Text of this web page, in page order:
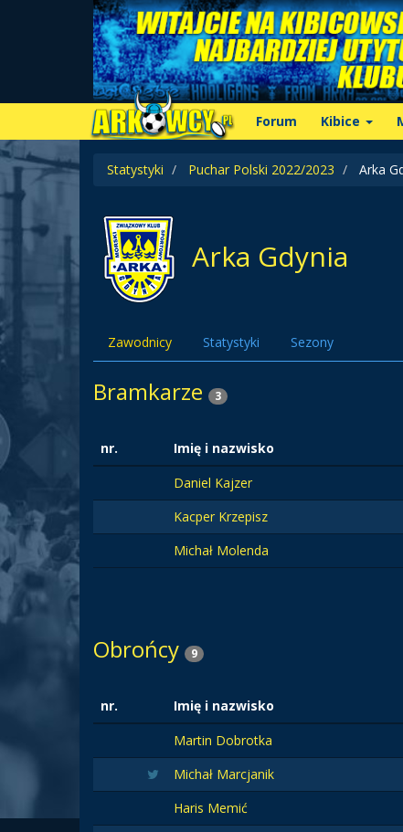
Forum Kibice
Statystyki Puchar Polski 2022/2023 Arka
Arka Gdynia
Zawodnicy Statystyki Sezony
Bramkarze 3
nr. Imię i nazwisko
Daniel Kajzer
Kacper Krzepisz
Michał Molenda
Obrońcy 9
nr. Imię i nazwisko
Martin Dobrotka
Michał Marcjanik
Haris Memić